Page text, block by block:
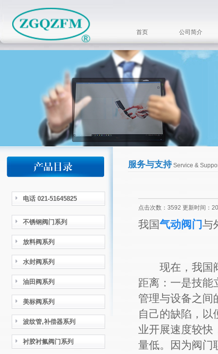
首页 公司简介
电话 021-51645825
不锈钢阀门系列
放料阀系列
水封阀系列
油田阀系列
美标阀系列
波纹管,补偿器系列
衬胶衬氟阀门系列
服务与支持Service &
点击次数：3592 更新时间：
我国气动阀门与
现在，我国阀
距离：一是技能
管理与设备之间
自己的缺陷，
业开展速度较快
量低。因为阀门